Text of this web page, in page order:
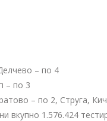
– по 4
– по 3
– по 2, Струга,
вкупно 1.576.424